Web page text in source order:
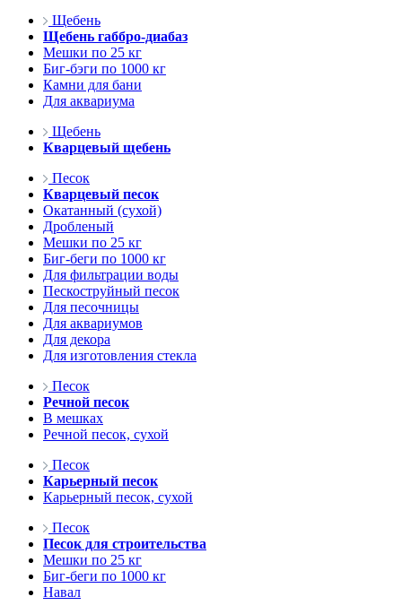
Щебень
Щебень габбро-диабаз
Мешки по 25 кг
Биг-бэги по 1000 кг
Камни для бани
Для аквариума
Щебень
Кварцевый щебень
Песок
Кварцевый песок
Окатанный (сухой)
Дробленый
Мешки по 25 кг
Биг-беги по 1000 кг
Для фильтрации воды
Пескоструйный песок
Для песочницы
Для аквариумов
Для декора
Для изготовления стекла
Песок
Речной песок
В мешках
Речной песок, сухой
Песок
Карьерный песок
Карьерный песок, сухой
Песок
Песок для строительства
Мешки по 25 кг
Биг-беги по 1000 кг
Навал